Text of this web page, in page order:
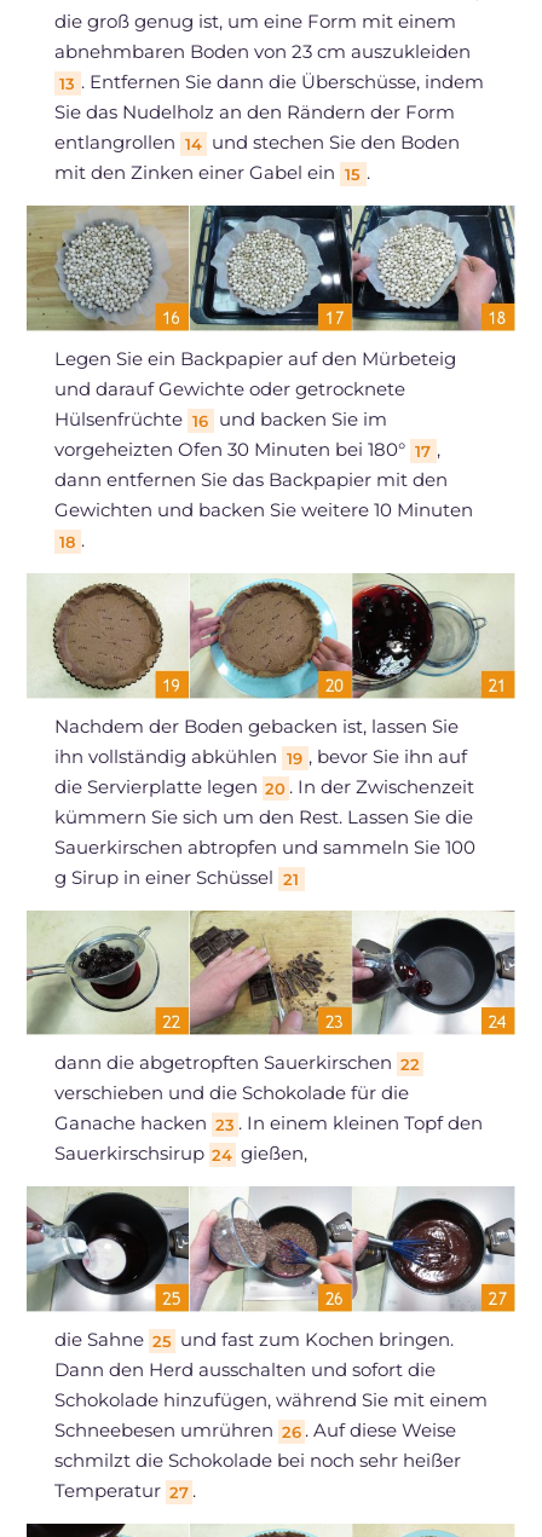
die groß genug ist, um eine Form mit einem
abnehmbaren Boden von 23 cm auszukleiden
13 . Entfernen Sie dann die Überschüsse, indem
Sie das Nudelholz an den Rändern der Form
entlangrollen 14 und stechen Sie den Boden
mit den Zinken einer Gabel ein 15 .
Legen Sie ein Backpapier auf den Mürbeteig
und darauf Gewichte oder getrocknete
Hülsenfrüchte 16
und backen Sie im
vorgeheizten Ofen 30 Minuten bei 180° 17 ,
dann entfernen Sie das Backpapier mit den
Gewichten und backen Sie weitere 10 Minuten
18 .
Nachdem der Boden gebacken ist, lassen Sie
ihn vollständig abkühlen 19 , bevor Sie ihn auf
die Servierplatte legen 20 . In der Zwischenzeit
kümmern Sie sich um den Rest. Lassen Sie die
Sauerkirschen abtropfen und sammeln Sie 100
g Sirup in einer Schüssel 21
dann die abgetropften Sauerkirschen 22
verschieben und die Schokolade für die
Ganache hacken 23 . In einem kleinen Topf den
Sauerkirschsirup 24 gießen,
die Sahne 25 und fast zum Kochen bringen.
Dann den Herd ausschalten und sofort die
Schokolade hinzufügen, während Sie mit einem
Schneebesen umrühren 26 . Auf diese Weise
schmilzt die Schokolade bei noch sehr heißer
Temperatur 27 .